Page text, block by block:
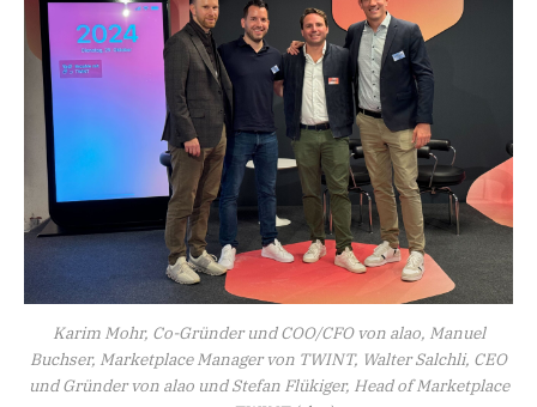
Karim Mohr, Co-Gründer und COO/CFO von alao, Manuel
Buchser, Marketplace Manager von TWINT, Walter Salchli, CEO
und Gründer von alao und Stefan Flükiger, Head of Marketplace